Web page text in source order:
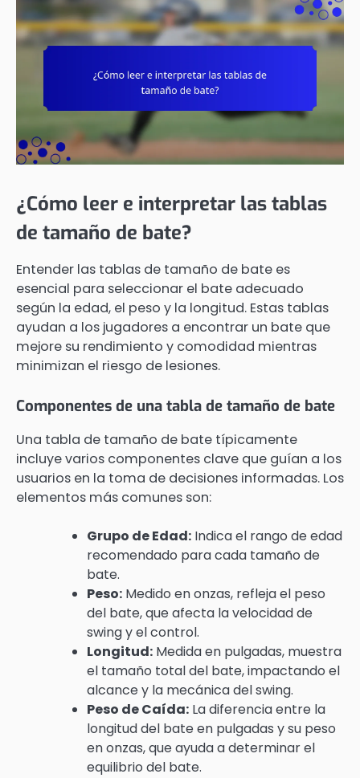
¿Cómo leer e interpretar las tablas
de tamaño de bate?
Entender las tablas de tamaño de bate es
esencial para seleccionar el bate adecuado
según la edad, el peso y la longitud. Estas tablas
ayudan a los jugadores a encontrar un bate que
mejore su rendimiento y comodidad mientras
minimizan el riesgo de lesiones.
Componentes de una tabla de tamaño de bate
Una tabla de tamaño de bate típicamente
incluye varios componentes clave que guían a los
usuarios en la toma de decisiones informadas. Los
elementos más comunes son:
Grupo de Edad: Indica el rango de edad
recomendado para cada tamaño de
bate.
Peso: Medido en onzas, refleja el peso
del bate, que afecta la velocidad de
swing y el control.
Longitud: Medida en pulgadas, muestra
el tamaño total del bate, impactando el
alcance y la mecánica del swing.
Peso de Caída: La diferencia entre la
longitud del bate en pulgadas y su peso
en onzas, que ayuda a determinar el
equilibrio del bate.